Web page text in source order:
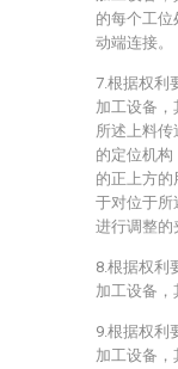
的每个工
动端连接。
7.根据权利
加工设备
所述上料
的定位机
的正上方
于对位于所
进行调整的
8.根据权利
加工设备，
9.根据权利
加工设备